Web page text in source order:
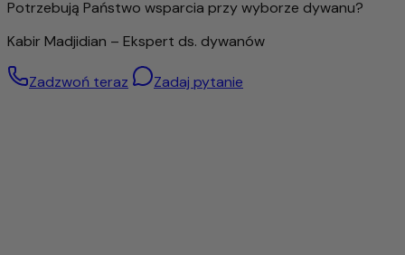
ale także produkt z charakterem, który w wyjątkowy
sposób łączy naturalność, jakość i tradycję.
Potrzebują Państwo wsparcia przy wyborze dywanu?
Kabir Madjidian – Ekspert ds. dywanów
Zadzwoń teraz Zadaj pytanie